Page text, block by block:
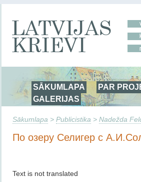
SĀKUMLAPA PAR
GALERIJAS
Sākumlapa > Publicistika > Nadežda
По озеру Селигер с
Text is not translated